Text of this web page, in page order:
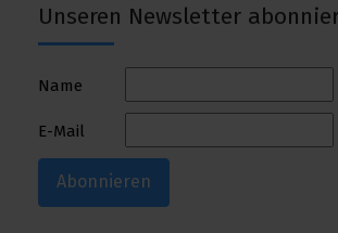
Unseren Newsletter
Name
E-Mail